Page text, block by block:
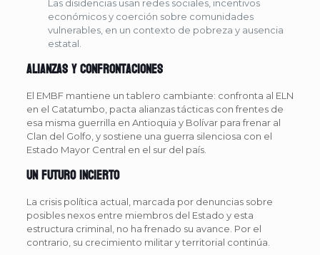
Las disidencias usan redes sociales, incentivos
económicos y coerción sobre comunidades
vulnerables, en un contexto de pobreza y ausencia
estatal.
Alianzas y confrontaciones
El EMBF mantiene un tablero cambiante: confronta al ELN
en el Catatumbo, pacta alianzas tácticas con frentes de
esa misma guerrilla en Antioquia y Bolívar para frenar al
Clan del Golfo, y sostiene una guerra silenciosa con el
Estado Mayor Central en el sur del país.
Un futuro incierto
La crisis política actual, marcada por denuncias sobre
posibles nexos entre miembros del Estado y esta
estructura criminal, no ha frenado su avance. Por el
contrario, su crecimiento militar y territorial continúa.